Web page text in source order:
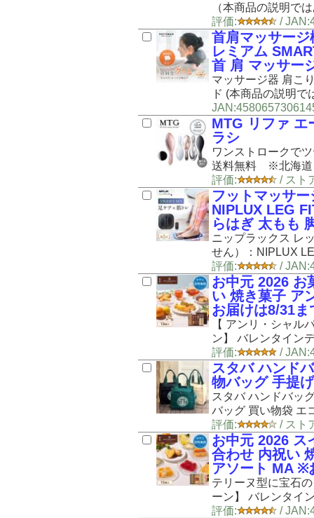
（本商品の説明で
評価:
/
首肩マッサー
レミアム
首 肩 マッサー
マッサージ器 肩こ
ド (本商品の説明で
MTG リファ エ
ラシ
ワンストロークで
送料無料 ※北海道
評価:
/ スト
フットマッサ
NIPLUX LEG
らはぎ 太もも
ニップラックス レ
せん）：NIPLUX
評価:
/
お中元 2026 お
い 焼き菓子 ア
お届けは8/31ま
【 アンリ・シャル
ン】 バレンタイン
評価:
/
スタバ ハンド
物バッグ 手提
スタバ ハンドバッ
バッグ 買い物袋 エ
評価:
/ スト
お中元 2026 ス
合わせ 内祝い
アソート MA ※
テリーヌ型に宝石
ーン】 バレンタイ
評価:
/